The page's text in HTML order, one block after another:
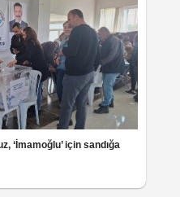
‘İmamoğlu’ için sandığa